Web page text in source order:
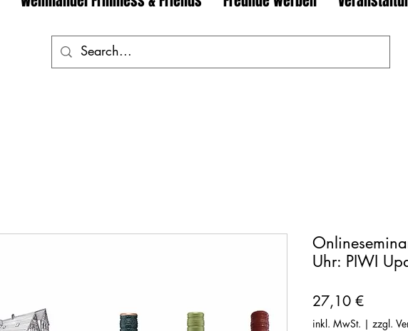
Uhr: PIWI
27,10 €Preis
inkl. MwSt. | zzgl.